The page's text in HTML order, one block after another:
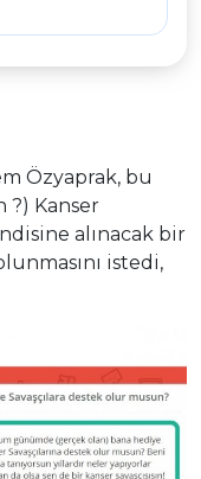
Özyaprak, bu
Kanser
alınacak bir
istedi,